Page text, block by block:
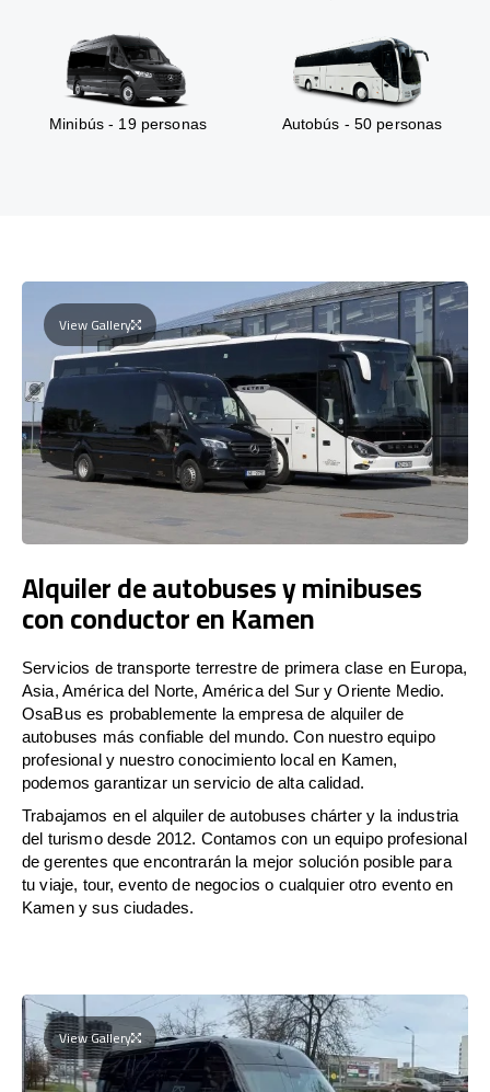
Minibús - 19 personas Autobús - 50 personas
View Gallery
Alquiler de autobuses y minibuses
con conductor en Kamen
Servicios de transporte terrestre de primera clase en Europa,
Asia, América del Norte, América del Sur y Oriente Medio.
OsaBus es probablemente la empresa de alquiler de
autobuses más confiable del mundo. Con nuestro equipo
profesional y nuestro conocimiento local en Kamen,
podemos garantizar un servicio de alta calidad.
Trabajamos en el alquiler de autobuses chárter y la industria
del turismo desde 2012. Contamos con un equipo profesional
de gerentes que encontrarán la mejor solución posible para
tu viaje, tour, evento de negocios o cualquier otro evento en
Kamen y sus ciudades.
View Gallery